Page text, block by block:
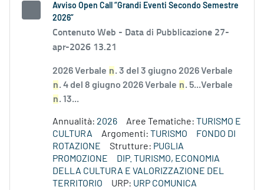
Avviso Open Call “Grandi Eventi Secondo Semestre
2026”
Contenuto Web - Data di Pubblicazione 27-
apr-2026 13.21
2026 Verbale n. 3 del 3 giugno 2026 Verbale
n. 4 del 8 giugno 2026 Verbale n. 5...Verbale
n. 13...
Annualità: 2026 Aree Tematiche: TURISMO E
CULTURA
Argomenti: TURISMO
FONDO DI
ROTAZIONE
Strutture: PUGLIA
PROMOZIONE
DIP. TURISMO, ECONOMIA
DELLA CULTURA E VALORIZZAZIONE DEL
TERRITORIO
URP: URP COMUNICA